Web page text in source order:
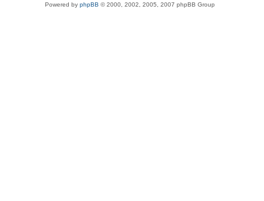
Powered by phpBB © 2000, 2002, 2005, 2007 phpBB Group